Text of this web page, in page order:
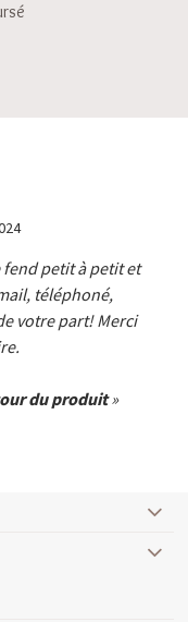
petit à petit et
téléphoné,
votre part! Merci
du produit